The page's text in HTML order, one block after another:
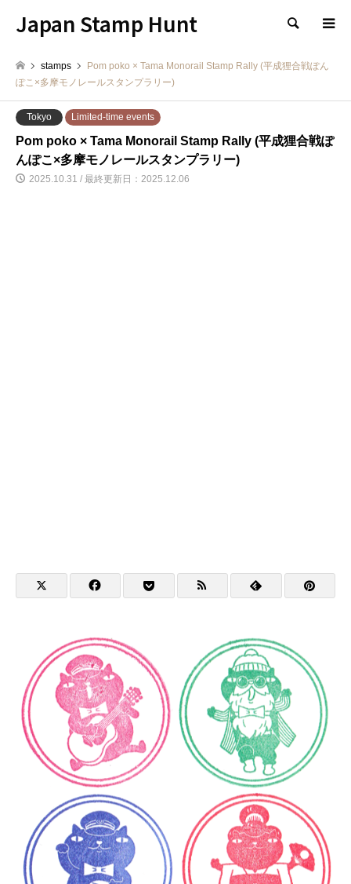
Japan Stamp Hunt 検索
stamps
Pom poko × Tama Monorail Stamp Rally (平成狸合戦ぽん
ぽこ×多摩モノレールスタンプラリー)
Tokyo Limited-time events
Pom poko × Tama Monorail Stamp Rally (平成狸合戦ぽ
んぽこ×多摩モノレールスタンプラリー)
2025.10.31 / 最終更新日：2025.12.06